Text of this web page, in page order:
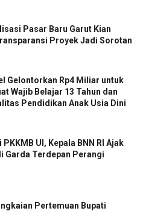
Pasar Baru Garut Kian
Proyek Jadi Sorotan
Gelontorkan Rp4 Miliar untuk
Wajib Belajar 13 Tahun dan
Pendidikan Anak Usia Dini
UI, Kepala BNN RI Ajak
Garda Terdepan Perangi
Pertemuan Bupati